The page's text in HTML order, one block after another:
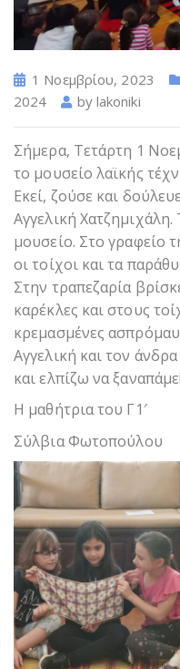
1 Νοεμβρίου, 2023
2024
by lakoniki
Σήμερα, Τετάρτη 1
το μουσείο λαϊκής
Εκεί, ζούσε και
Αγγελική Χατζημιχάλη.
μουσείο. Στο γραφείο
οι τοίχοι και τα
Στην τραπεζαρία
καρέκλες και στους
κρεμασμένες
Αγγελική και τον
και ελπίζω να ξαναπάμε!
Η μαθήτρια του Γ1′
Σύλβια Φωτοπούλου